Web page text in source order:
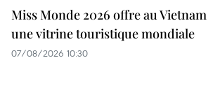
Miss Monde 2026 offre au Vietnam
une vitrine touristique mondiale
07/08/2026 10:30